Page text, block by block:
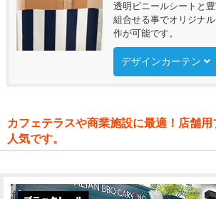
透明ビニールシートと
組合せる事でオリジナ
作が可能です。
デザインカーテン
カフェテラスや商業施設に最適！店舗用
人気です。